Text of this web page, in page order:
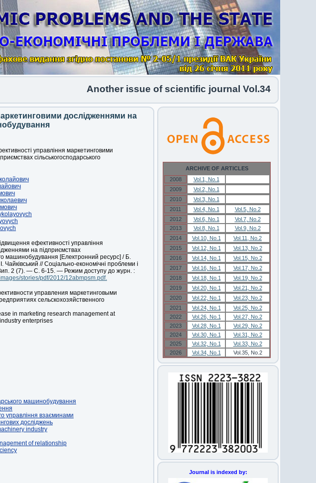
Another issue of scientific journal Vol.34 No.1 2026
дослідженнями на
управління маркетинговими
сільськогосподарського
ефективності управління
на підприємствах
машинобудування [Електронний ресурс] / Б.
Чайківський // Соціально-економічні проблеми і
2 (7). — С. 6-15. — Режим доступу до журн. :
stories/pdf/2012/12abmpsm.pdf.
управления маркетинговыми
сельскохозяйственного
in marketing research management at
enterprises
машинобудування
управління взаєминами
досліджень
industry
of relationship
ARCHIVE OF ARTICLES
2008
Vol.1, No.1
2009
Vol.2, No.1
2010
Vol.3, No.1
2011
Vol.4, No.1
Vol.5, No.2
2012
Vol.6, No.1
Vol.7, No.2
2013
Vol.8, No.1
Vol.9, No.2
2014
Vol.10, No.1
Vol.11, No.2
2015
Vol.12, No.1
Vol.13, No.2
2016
Vol.14, No.1
Vol.15, No.2
2017
Vol.16, No.1
Vol.17, No.2
2018
Vol.18, No.1
Vol.19, No.2
2019
Vol.20, No.1
Vol.21, No.2
2020
Vol.22, No.1
Vol.23, No.2
2021
Vol.24, No.1
Vol.25, No.2
2022
Vol.26, No.1
Vol.27, No.2
2023
Vol.28, No.1
Vol.29, No.2
2024
Vol.30, No.1
Vol.31, No.2
2025
Vol.32, No.1
Vol.33, No.2
2026
Vol.34, No.1 Vol.35, No.2
Journal is indexed by: